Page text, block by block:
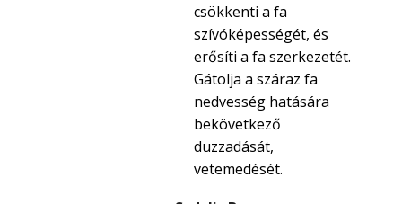
csökkenti a fa
szívóképességét, és
erősíti a fa szerkezetét.
Gátolja a száraz fa
nedvesség hatására
bekövetkező
duzzadását,
vetemedését.